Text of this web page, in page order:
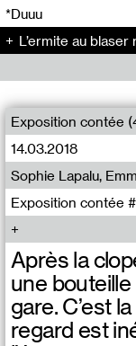
*Duuu
L’ermite au
Exposition contée
14.03.2018
Exposition contée
Sophie Lapalu,
Après la
une bouteille
gare. C’est
regard est
00
00